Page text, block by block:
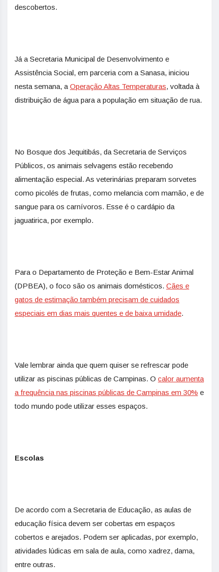
descobertos.
Já a Secretaria Municipal de Desenvolvimento e
Assistência Social, em parceria com a Sanasa, iniciou
nesta semana, a Operação Altas Temperaturas, voltada à
distribuição de água para a população em situação de rua.
No Bosque dos Jequitibás, da Secretaria de Serviços
Públicos, os animais selvagens estão recebendo
alimentação especial. As veterinárias preparam sorvetes
como picolés de frutas, como melancia com mamão, e de
sangue para os carnívoros. Esse é o cardápio da
jaguatirica, por exemplo.
Para o Departamento de Proteção e Bem-Estar Animal
(DPBEA), o foco são os animais domésticos. Cães e
gatos de estimação também precisam de cuidados
especiais em dias mais quentes e de baixa umidade.
Vale lembrar ainda que quem quiser se refrescar pode
utilizar as piscinas públicas de Campinas. O calor aumenta
a frequência nas piscinas públicas de Campinas em 30% e
todo mundo pode utilizar esses espaços.
Escolas
De acordo com a Secretaria de Educação, as aulas de
educação física devem ser cobertas em espaços
cobertos e arejados. Podem ser aplicadas, por exemplo,
atividades lúdicas em sala de aula, como xadrez, dama,
entre outras.